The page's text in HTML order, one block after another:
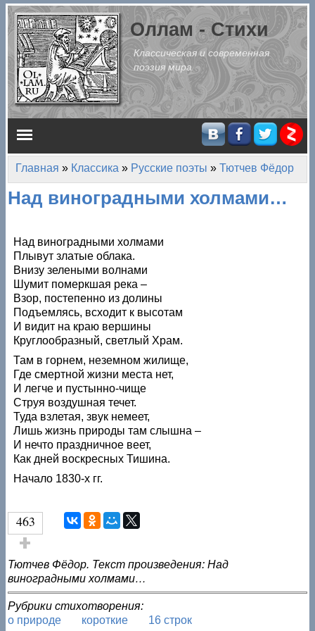
Перейти к основному содержанию
Оллам - Стихи
Классическая и современная
поэзия мира
Главное меню
Вы здесь
Главная » Классика » Русские поэты » Тютчев Фёдор
Над виноградными холмами…
Над виноградными холмами
Плывут златые облака.
Внизу зелеными волнами
Шумит померкшая река –
Взор, постепенно из долины
Подъемлясь, всходит к высотам
И видит на краю вершины
Круглообразный, светлый Храм.
Там в горнем, неземном жилище,
Где смертной жизни места нет,
И легче и пустынно-чище
Струя воздушная течет.
Туда взлетая, звук немеет,
Лишь жизнь природы там слышна –
И нечто праздничное веет,
Как дней воскресных Тишина.
Начало 1830-х гг.
463
Голос за!
Тютчев Фёдор. Текст произведения: Над
виноградными холмами…
Рубрики стихотворения:
о природе
короткие 16 строк